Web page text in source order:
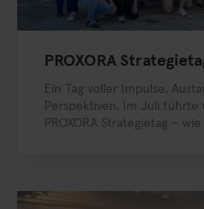
PROXORA
Ein Tag voller Impulse,
Perspektiven. Im Juli führte
PROXORA Strategietag –